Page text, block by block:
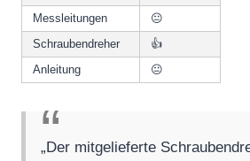
Messleitungen
😐
Schraubendreher
👍
Anleitung
😐
„Der mitgelieferte